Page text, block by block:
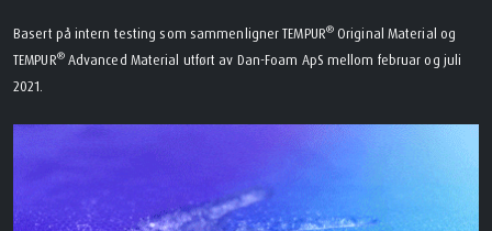
Basert på intern testing som sammenligner TEMPUR®Original Material og
TEMPUR®Advanced Material utført av Dan-Foam ApS mellom februar og juli
2021.